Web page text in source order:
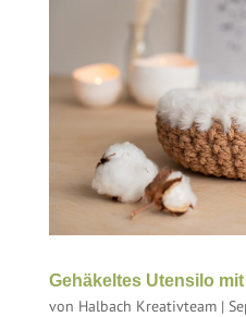
Gehäkeltes Utensilo mit
von Halbach Kreativteam|